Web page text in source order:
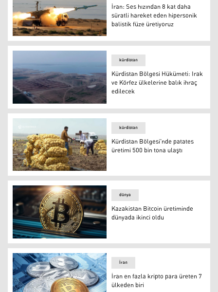
İran: Ses hızından 8 kat daha süratli hareket eden
İran: Ses hızından 8 kat daha
süratli hareket eden hipersonik
balistik füze üretiyoruz
Kürdistan Bölgesi Hükümeti: Irak ve Körfez ülkelerine
kürdistan
Kürdistan Bölgesi Hükümeti: Irak
ve Körfez ülkelerine balık ihraç
edilecek
Kürdistan Bölgesi'nde patates üretimi 500 bin tona
kürdistan
Kürdistan Bölgesi'nde patates
üretimi 500 bin tona ulaştı
Kazakistan Bitcoin üretiminde dünyada ikinci oldu
dünya
Kazakistan Bitcoin üretiminde
dünyada ikinci oldu
İran
İran en fazla kripto para üreten 7
ülkeden biri